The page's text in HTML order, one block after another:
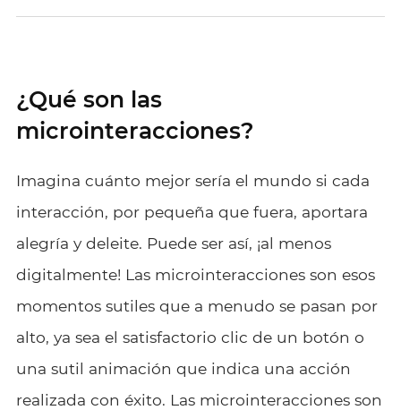
¿Qué son las
microinteracciones?
Imagina cuánto mejor sería el mundo si cada
interacción, por pequeña que fuera, aportara
alegría y deleite. Puede ser así, ¡al menos
digitalmente! Las microinteracciones son esos
momentos sutiles que a menudo se pasan por
alto, ya sea el satisfactorio clic de un botón o
una sutil animación que indica una acción
realizada con éxito. Las microinteracciones son